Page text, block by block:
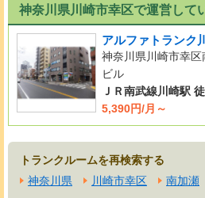
神奈川県川崎市幸区で運営して
アルファトランク
神奈川県川崎市幸
ビル
ＪＲ南武線川崎駅
5,390円/月～
トランクルームを再検索する
神奈川県
川崎市幸区 南加瀬